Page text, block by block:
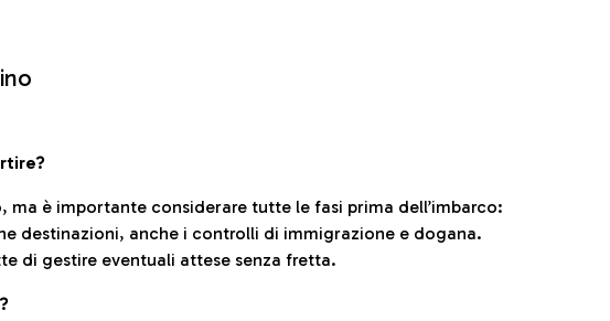
ma è importante considerare tutte le fasi prima dell’imbarco:
destinazioni, anche i controlli di immigrazione e dogana.
di gestire eventuali attese senza fretta.